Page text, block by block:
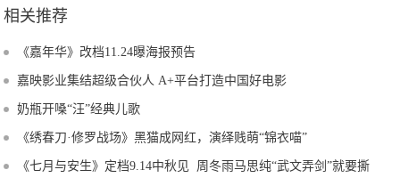
相关推荐
《嘉年华》改档11.24曝海报预告
嘉映影业集结超级合伙人 A+平台打造中国好电影
奶瓶开嗓“汪”经典儿歌
《绣春刀·修罗战场》黑猫成网红，演绎贱萌“锦衣喵”
《七月与安生》定档9.14中秋见 周冬雨马思纯“武文弄剑”就要撕